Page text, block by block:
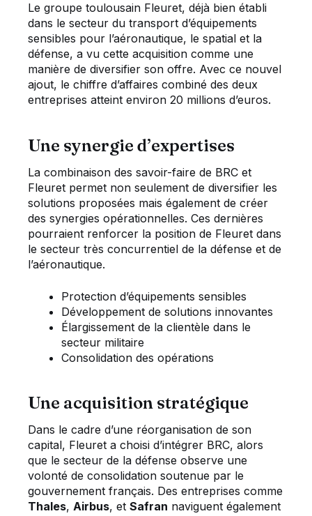
Le groupe toulousain Fleuret, déjà bien établi
dans le secteur du transport d’équipements
sensibles pour l’aéronautique, le spatial et la
défense, a vu cette acquisition comme une
manière de diversifier son offre. Avec ce nouvel
ajout, le chiffre d’affaires combiné des deux
entreprises atteint environ 20 millions d’euros.
Une synergie d’expertises
La combinaison des savoir-faire de BRC et
Fleuret permet non seulement de diversifier les
solutions proposées mais également de créer
des synergies opérationnelles. Ces dernières
pourraient renforcer la position de Fleuret dans
le secteur très concurrentiel de la défense et de
l’aéronautique.
Protection d’équipements sensibles
Développement de solutions innovantes
Élargissement de la clientèle dans le
secteur militaire
Consolidation des opérations
Une acquisition stratégique
Dans le cadre d’une réorganisation de son
capital, Fleuret a choisi d’intégrer BRC, alors
que le secteur de la défense observe une
volonté de consolidation soutenue par le
gouvernement français. Des entreprises comme
Thales, Airbus, et Safran naviguent également